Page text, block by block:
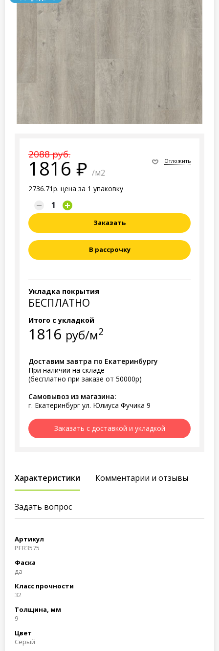
2088 руб.
1816 /м2
2736.71р. цена за 1 упаковку
Отложить
Заказать
В рассрочку
Укладка покрытия
БЕСПЛАТНО
Итого с укладкой
1816 руб/м2
Доставим завтра по Екатеринбургу
При наличии на складе
(бесплатно при заказе от 50000р)
Самовывоз из магазина:
г. Екатеринбург ул. Юлиуса Фучика 9
Заказать с доставкой и укладкой
Характеристики Комментарии и отзывы
Задать вопрос
Артикул
PER3575
Фаска
да
Класс прочности
32
Толщина, мм
9
Цвет
Серый